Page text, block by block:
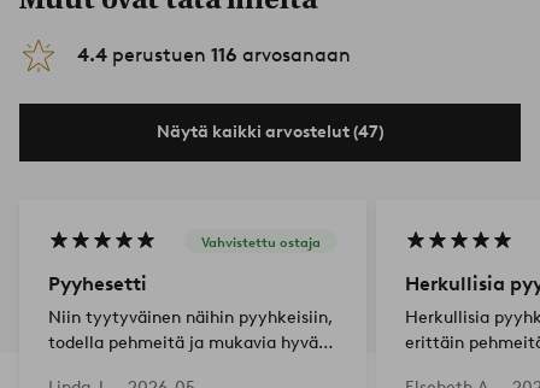
4.4 perustuen 116 arvosanaan
Näytä kaikki arvostelut (47)
Vahvistettu ostaja
Pyyhesetti
Niin tyytyväinen näihin pyyhkeisiin,
todella pehmeitä ja mukavia hyvää
Herkullisia
Herkullisia
erittäin